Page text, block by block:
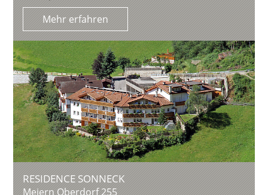
Mehr erfahren
RESIDENCE SONNECK
Meiern Oberdorf 255